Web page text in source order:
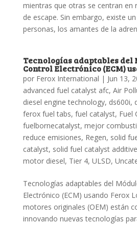
mientras que otras se centran en
de escape. Sin embargo, existe
personas, los amantes de la
Tecnologías adaptables del
Control Electrónico (ECM)
por Ferox International | Jun 13,
advanced fuel catalyst afc, Air
diesel engine technology, ds600i,
ferox fuel tabs, fuel catalyst, Fuel
fuelbornecatalyst, mejor
reduce emisiones, Regen, solid
catalyst, solid fuel catalyst additive
motor diesel, Tier 4, ULSD,
Tecnologías adaptables del
Electrónico (ECM) usando Ferox
motores originales (OEM) están
innovando nuevas tecnologías